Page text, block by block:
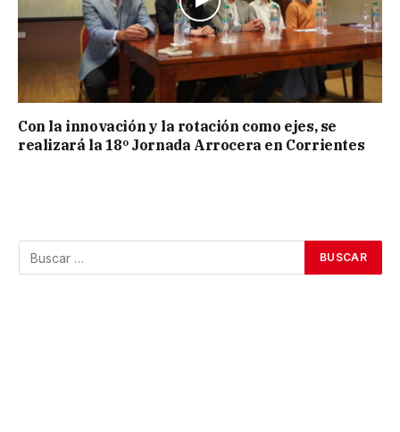
Con la innovación y la rotación como ejes, se
realizará la 18º Jornada Arrocera en Corrientes